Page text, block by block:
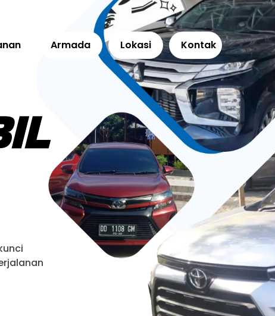
Armada Lokasi Kontak